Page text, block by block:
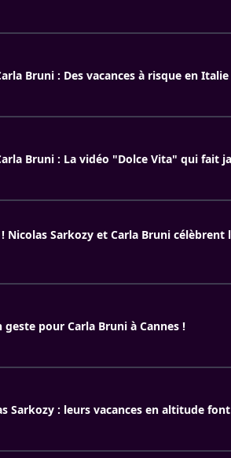
Bruni : Des vacances à risque en Italie
Bruni : La vidéo "Dolce Vita" qui fait
Nicolas Sarkozy et Carla Bruni
geste pour Carla Bruni à Cannes !
Sarkozy : leurs vacances en altitude